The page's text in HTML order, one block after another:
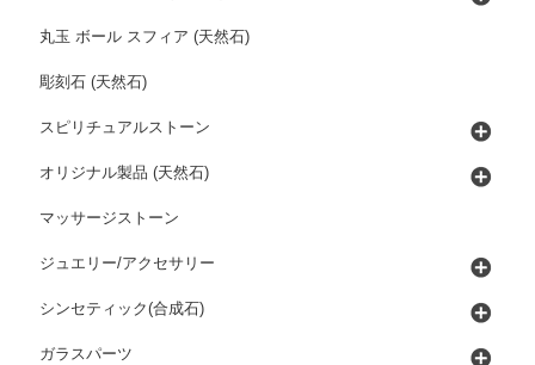
丸玉 ボール スフィア (天然石)
彫刻石 (天然石)
スピリチュアルストーン
オリジナル製品 (天然石)
マッサージストーン
ジュエリー/アクセサリー
シンセティック(合成石)
ガラスパーツ